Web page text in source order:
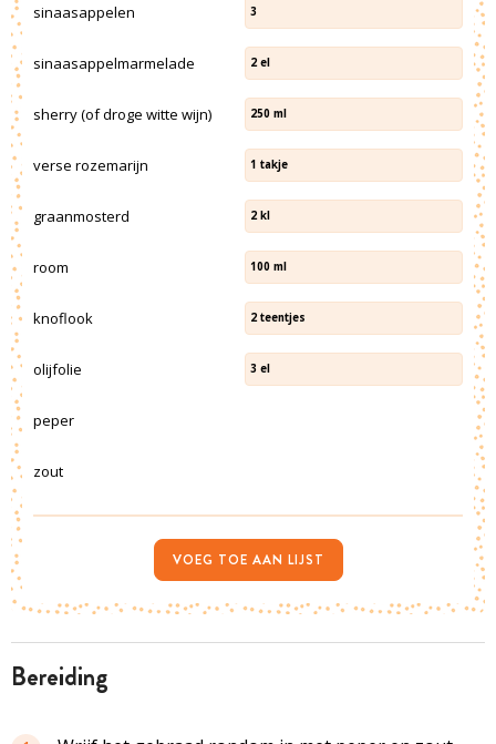
bereiding
sinaasappelen 3
sinaasappelmarmelade 2 el
sherry (of droge witte wijn) 250 ml
verse rozemarijn 1 takje
graanmosterd 2 kl
room 100 ml
knoflook 2 teentjes
olijfolie 3 el
peper
zout
VOEG TOE AAN LIJST